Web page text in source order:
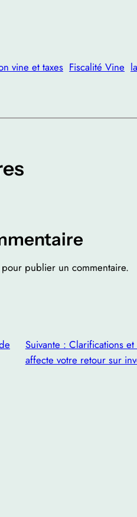
vine et taxes Fiscalité Vine
pour publier un commentaire.
Suivante : Clarifications
affecte votre retour sur